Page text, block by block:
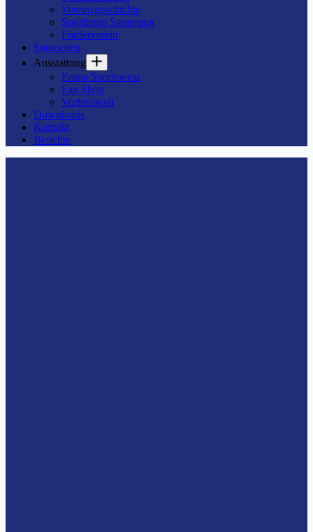
Vereinsgeschichte
Sportheim Sanierung
Förderverein
Sponsoren
Ausstattung
Erima Sportswear
Fan Shop
Vorteilswelt
Downloads
Kontakt
Berichte